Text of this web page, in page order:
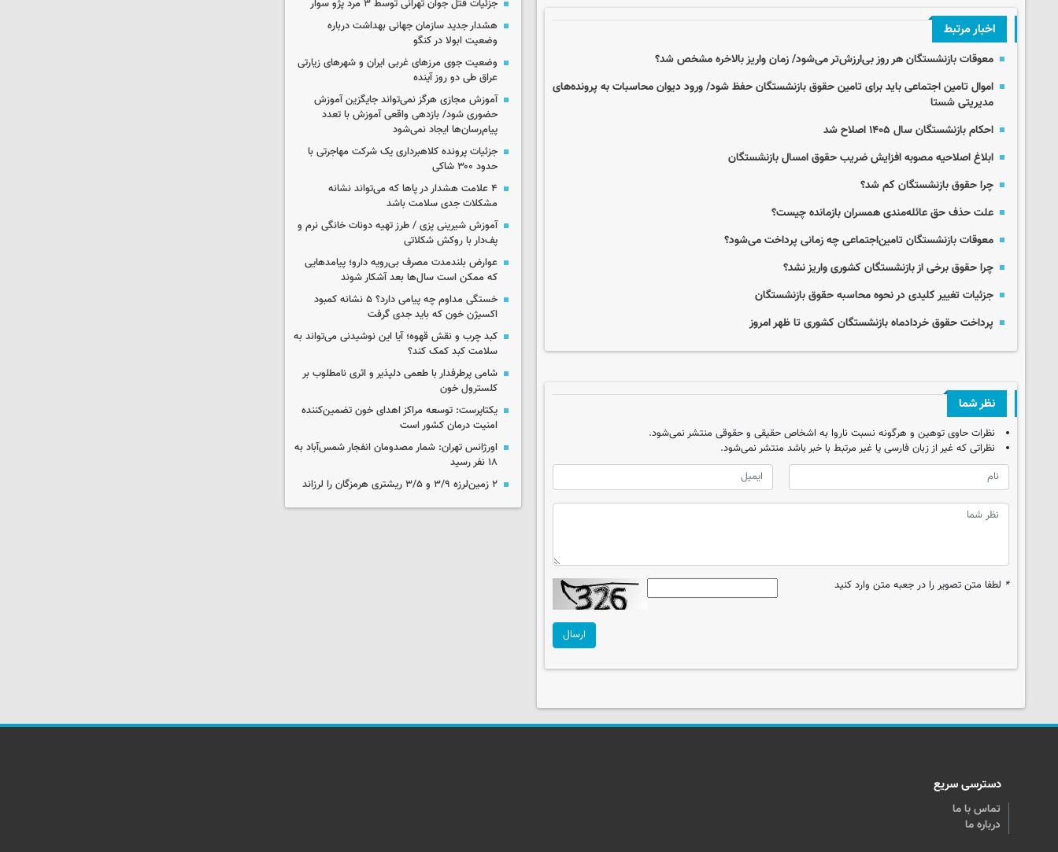
اخبار مرتبط
معوقات بازنشستگان هر روز بی‌ارزش‌تر می‌شود/ زمان واریز بالاخره مشخص شد؟
اموال تامین اجتماعی باید برای تامین حقوق بازنشستگان حفظ شود/ ورود دیوان محاسبات به پرونده‌های
مدیریتی شستا
احکام بازنشستگان سال ۱۴۰۵ اصلاح شد
ابلاغ اصلاحیه مصوبه افزایش ضریب حقوق امسال بازنشستگان
چرا حقوق بازنشستگان کم شد؟
علت حذف حق عائله‌مندی همسران بازمانده چیست؟
معوقات بازنشستگان تامین‌اجتماعی چه زمانی پرداخت می‌شود؟
چرا حقوق برخی از بازنشستگان کشوری واریز نشد؟
جزئیات تغییر کلیدی در نحوه محاسبه حقوق بازنشستگان
پرداخت حقوق خردادماه بازنشستگان کشوری تا ظهر امروز
نظر شما
نظرات حاوی توهین و هرگونه نسبت ناروا به اشخاص حقیقی و حقوقی منتشر نمی‌شود.
نظراتی که غیر از زبان فارسی یا غیر مرتبط با خبر باشد منتشر نمی‌شود.
* لطفا متن تصویر را در جعبه متن وارد کنید
ارسال
جزئیات قتل جوان تهرانی توسط ۳ مرد پژو سوار
هشدار جدید سازمان جهانی بهداشت درباره
وضعیت ابولا در کنگو
وضعیت جوی مرزهای غربی ایران و شهرهای زیارتی
عراق طی دو روز آینده
آموزش مجازی هرگز نمی‌تواند جایگزین آموزش
حضوری شود/ بازدهی واقعی آموزش با تعدد
پیام‌رسان‌ها ایجاد نمی‌شود
جزئیات پرونده کلاهبرداری یک شرکت مهاجرتی با
حدود ۳۰۰ شاکی
۴ علامت هشدار در پاها که می‌تواند نشانه
مشکلات جدی سلامت باشد
آموزش شیرینی پزی / طرز تهیه دونات خانگی نرم و
پف‌دار با روکش شکلاتی
عوارض بلندمدت مصرف بی‌رویه دارو؛ پیامدهایی
که ممکن است سال‌ها بعد آشکار شوند
خستگی مداوم چه پیامی دارد؟ ۵ نشانه کمبود
اکسیژن خون که باید جدی گرفت
کبد چرب و نقش قهوه؛ آیا این نوشیدنی می‌تواند به
سلامت کبد کمک کند؟
شامی پرطرفدار با طعمی دلپذیر و اثری نامطلوب بر
کلسترول خون
یکتاپرست: توسعه مراکز اهدای خون تضمین‌کننده
امنیت درمان کشور است
اورژانس تهران: شمار مصدومان انفجار شمس‌آباد به
۱۸ نفر رسید
۲ زمین‌لرزه ۳/۹ و ۳/۵ ریشتری هرمزگان را لرزاند
دسترسی سریع
تماس با ما
درباره ما